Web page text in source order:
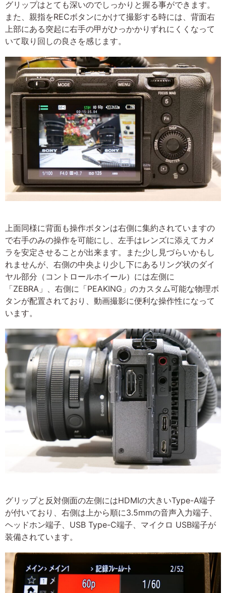
グリップはとても深いのでしっかりと握る事ができます。
また、親指をRECボタンにかけて撮影する時には、背面右
上部にある突起に右手の甲がひっかかりずれにくくなって
いて取り回しの良さを感じます。
上面同様に背面も操作ボタンは右側に集約されていますの
で右手のみの操作を可能にし、左手はレンズに添えてカメ
ラを安定させることが出来ます。また少し見づらいかもし
れませんが、右側の中央より少し下にあるリング状のダイ
ヤル部分（コントロールホイール）には左側に
「ZEBRA」、右側に「PEAKING」のカスタム可能な物理ボ
タンが配置されており、動画撮影に便利な操作性になって
います。
グリップと反対側面の左側にはHDMIの大きいType-A端子
が付いており、右側は上から順に3.5mmの音声入力端子、
ヘッドホン端子、USB Type-C端子、マイクロ USB端子が
装備されています。